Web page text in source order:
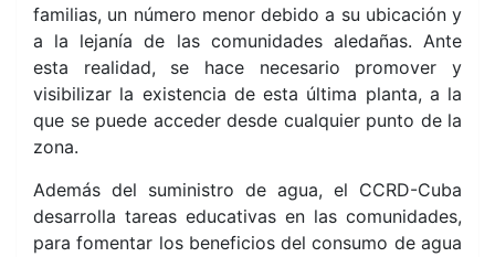
familias, un número menor debido a su ubicación y
a la lejanía de las comunidades aledañas. Ante
esta realidad, se hace necesario promover y
visibilizar la existencia de esta última planta, a la
que se puede acceder desde cualquier punto de la
zona.
Además del suministro de agua, el CCRD-Cuba
desarrolla tareas educativas en las comunidades,
para fomentar los beneficios del consumo de agua